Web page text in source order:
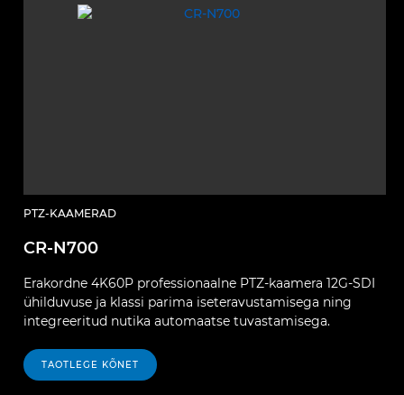
PTZ-KAAMERAD
CR-N700
Erakordne 4K60P professionaalne PTZ-kaamera 12G-SDI
ühilduvuse ja klassi parima iseteravustamisega ning
integreeritud nutika automaatse tuvastamisega.
TAOTLEGE KÕNET